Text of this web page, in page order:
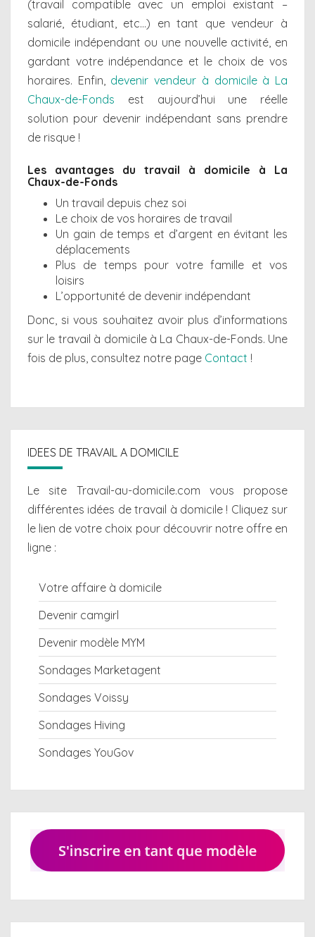
(travail compatible avec un emploi existant –
salarié, étudiant, etc…) en tant que vendeur à
domicile indépendant ou une nouvelle activité, en
gardant votre indépendance et le choix de vos
horaires. Enfin, devenir vendeur à domicile à La
Chaux-de-Fonds est aujourd’hui une réelle
solution pour devenir indépendant sans prendre
de risque !
Les avantages du travail à domicile à La
Chaux-de-Fonds
Un travail depuis chez soi
Le choix de vos horaires de travail
Un gain de temps et d’argent en évitant les
déplacements
Plus de temps pour votre famille et vos
loisirs
L’opportunité de devenir indépendant
Donc, si vous souhaitez avoir plus d’informations
sur le travail à domicile à La Chaux-de-Fonds. Une
fois de plus, consultez notre page Contact !
IDEES DE TRAVAIL A DOMICILE
Le site Travail-au-domicile.com vous propose
différentes idées de travail à domicile! Cliquez sur
le lien de votre choix pour découvrir notre offre en
ligne :
Votre affaire à domicile
Devenir camgirl
Devenir modèle MYM
Sondages Marketagent
Sondages Voissy
Sondages Hiving
Sondages YouGov